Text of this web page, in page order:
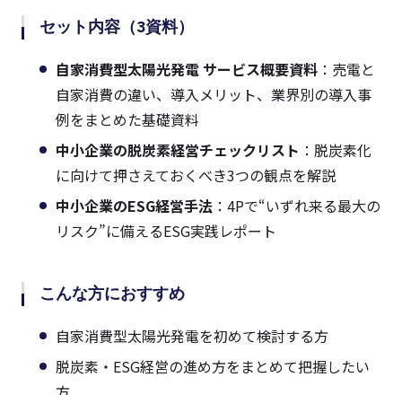
セット内容（3資料）
自家消費型太陽光発電 サービス概要資料 ：売電と
自家消費の違い、導入メリット、業界別の導入事
例をまとめた基礎資料
中小企業の脱炭素経営チェックリスト ：脱炭素化
に向けて押さえておくべき3つの観点を解説
中小企業のESG経営手法 ：4Pで“いずれ来る最大の
リスク”に備えるESG実践レポート
こんな方におすすめ
自家消費型太陽光発電を初めて検討する方
脱炭素・ESG経営の進め方をまとめて把握したい